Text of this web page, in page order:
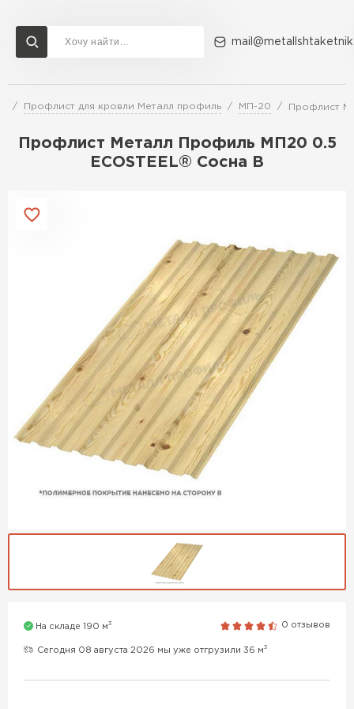
Профлист для кровли Металл профиль МП-20 Профлист
Профлист Металл Профиль МП20 0.5
ECOSTEEL® Сосна B
На складе 190 м3 0 отзывов
Сегодня 08 августа 2026 мы уже отгрузили 36 м3
Доставка и оплата Акции О компании Контакты
Перейти в каталог